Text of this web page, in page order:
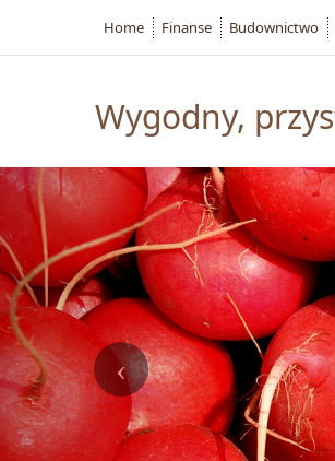
Wygodny,
Home Finanse Budownictwo